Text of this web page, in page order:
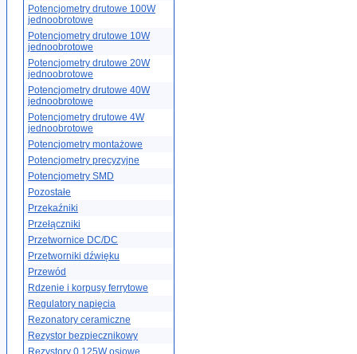
Potencjometry drutowe 100W
jednoobrotowe
Potencjometry drutowe 10W
jednoobrotowe
Potencjometry drutowe 20W
jednoobrotowe
Potencjometry drutowe 40W
jednoobrotowe
Potencjometry drutowe 4W
jednoobrotowe
Potencjometry montażowe
Potencjometry precyzyjne
Potencjometry SMD
Pozostałe
Przekaźniki
Przełączniki
Przetwornice DC/DC
Przetworniki dźwięku
Przewód
Rdzenie i korpusy ferrytowe
Regulatory napięcia
Rezonatory ceramiczne
Rezystor bezpiecznikowy
Rezystory 0.125W osiowe